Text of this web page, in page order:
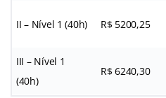
II – Nível 1 (40h) R$ 5200,25
III – Nível 1
(40h)
R$ 6240,30